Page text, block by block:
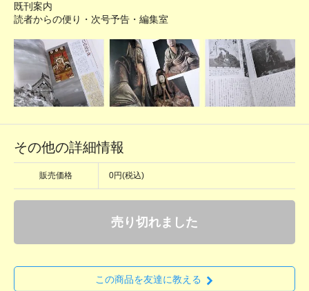
既刊案内
読者からの便り・次号予告・編集室
その他の詳細情報
販売価格 0円(税込)
売り切れました
この商品を友達に教える